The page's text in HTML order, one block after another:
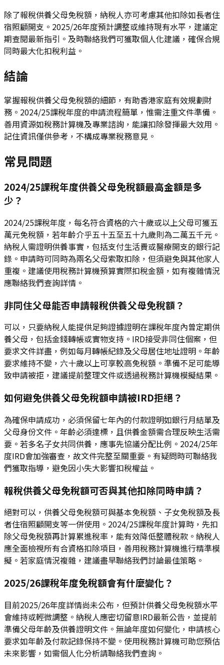
除了報稅供養父母免稅額，納稅人亦可考慮其他扣除如長者住
宿照顧開支。2025/26年度預計調整或維持現有水平，建議定
期查閱最新指引。及時聯絡我們可獲取個人化建議，確保合規
同時最大化扣稅利益。
結論
掌握報稅供養父母免稅額的細節，有助香港家庭有效規劃財
務。2024/25課稅年度的申請流程簡單，惟需注重文件準備。
善用資源如稅務計算機及專業諮詢，能讓扣除發揮最大效用。
記住資訊僅供參考，不構成專業稅務意見。
常見問題
2024/25課稅年度供養父母免稅額最高金額是多
少？
2024/25課稅年度，每名符合資格的六十歲或以上父母可獲五
萬元免稅額，若年齡介乎五十五至五十九歲則為二萬五千元。
納稅人需證明供養事實，包括支付生活費或醫療開支的銀行記
錄。申請時可同時為兩名父母索取扣除，但須避免與其他家人
重複。建議使用稅務計算機預算實際扣稅金額，如有複雜情況
應聯絡我們查詢詳情。
非同住父母能否申請報稅供養父母免稅額？
可以，只要納稅人能提供足夠證據證明在課稅年度內曾定期供
養父母，包括金錢轉帳或實物支持。IRD接受非同住個案，但
要求文件詳盡，例如每月轉帳紀錄及父母居住地址證明。年齡
要求維持不變，六十歲以上可享較高免稅額。準備不足可能導
致申請被拒，建議提前整理文件或透過稅務計算機模擬結果。
如何避免供養父母免稅額申請被IRD拒絕？
為確保申請成功，必須保留七年內的付款證明如銀行月結單及
父母身份文件。年齡必須達標，且供養金額需合理反映生活需
要。若多名子女共同供養，應事先協議分配比例。2024/25年
度IRD會加強審查，故文件完整至關重要。有疑問時可聯絡我
們獲取指導，避免因小失大影響扣稅權益。
報稅供養父母免稅額可否與其他扣除同時申請？
絕對可以，供養父母免稅額可與基本免稅額、子女免稅額及長
者住宿照顧開支等一併使用。2024/25課稅年度計算時，先扣
除父母免稅額再計算累進稅率，能有效降低整體稅款。納稅人
應全面檢視所有合資格扣除項目，善用稅務計算機進行精準模
擬。若家庭情況複雜，建議盡早聯絡我們討論最佳策略。
2025/26課稅年度免稅額會有什麼變化？
目前2025/26年度詳情尚未公布，但預計供養父母免稅額水平
會維持或輕微調整。納稅人應密切留意IRD最新公告，並提前
準備父母年齡及供養證明文件。無論年度如何變化，申請核心
要求如年齡及付款記錄保持不變。使用稅務計算機可助您預估
未來影響，如需個人化分析請聯絡我們查詢。